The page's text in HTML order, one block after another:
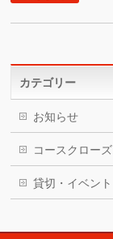
カテゴリー
お知らせ
コースクローズ
貸切・イベント